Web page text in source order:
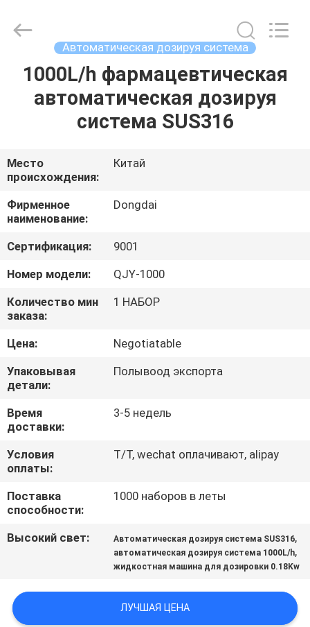
ДОМОЙ
ПРОДУКТЫ
ВИДЕОЗАПИСИ
VR-
ШОУ
О
НАС
ЭКСКУРСИЯ
ПО
ЗАВОДУ
КОНТРОЛЬ
КАЧЕСТВА
НОВОСТИ
СЛУЧАИ
ЗАПРОСИТЕ
ЦИТАТУ
Group
Reserved.
Автоматическая дозируя система
1000L/h фармацевтическая
автоматическая дозируя
система SUS316
Место
происхождения:
Китай
Фирменное
наименование:
Dongdai
Сертификация:
9001
Номер модели:
QJY-1000
Количество мин
заказа:
1 НАБОР
Цена:
Negotiatable
Упаковывая
детали:
Полывоод экспорта
Время
доставки:
3-5 недель
Условия
оплаты:
T/T, wechat оплачивают, alipay
Поставка
способности:
1000 наборов в леты
Высокий свет: Автоматическая дозируя система SUS316,
автоматическая дозируя система 1000L/h,
жидкостная машина для дозировки 0.18Kw
ЛУЧШАЯ ЦЕНА